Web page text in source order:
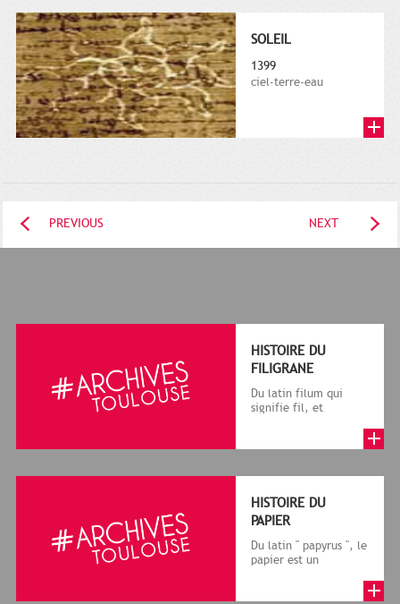
SOLEIL
1399
ciel-terre-eau
PREVIOUS NEXT
HISTOIRE DU
FILIGRANE
Du latin filum qui
signifie fil, et
le cadre de la f...
HISTOIRE DU
PAPIER
Du latin " papyrus ", le
papier est un